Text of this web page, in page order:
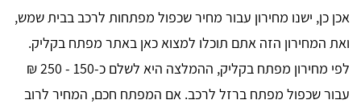
אכן כן, ישנו מחירון עבור מחיר שכפול מפתחות לרכב בבית שמש,
ואת המחירון הזה אתם תוכלו למצוא כאן באתר מפתח בקליק.
לפי מחירון מפתח בקליק, ההמלצה היא לשלם כ-150 - 250 ₪
עבור שכפול מפתח ברזל לרכב. אם המפתח חכם, המחיר לרוב